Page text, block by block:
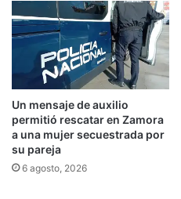
Un mensaje de auxilio
permitió rescatar en Zamora
a una mujer secuestrada por
su pareja
6 agosto, 2026